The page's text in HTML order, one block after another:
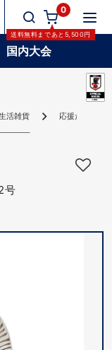
0
送料無料まであと 5,500円
国内大会
活雑貨 応援だるま(日
号